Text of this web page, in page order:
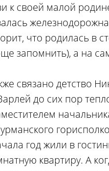
к своей малой
что родилась в
запомнить), а на
связано детство
до сих пор
год жили в
квартиру. А